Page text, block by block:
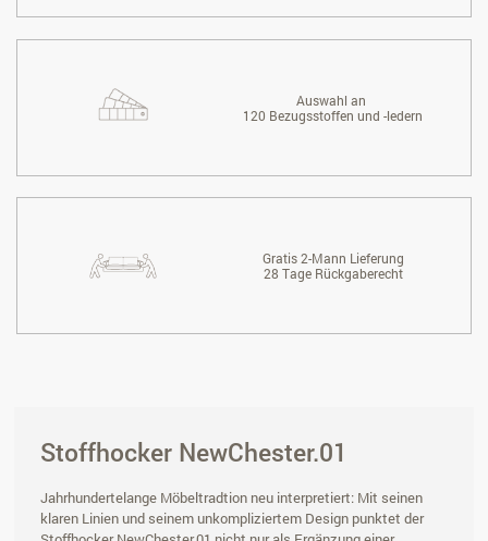
Auswahl an
120 Bezugsstoffen und -ledern
Gratis 2-Mann Lieferung
28 Tage Rückgaberecht
Stoffhocker NewChester.01
Jahrhundertelange Möbeltradtion neu interpretiert: Mit seinen
klaren Linien und seinem unkompliziertem Design punktet der